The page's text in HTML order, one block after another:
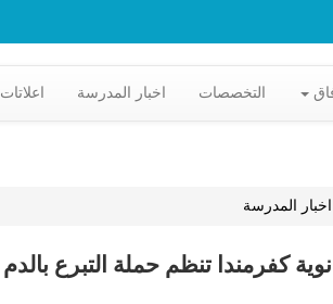
التخصصات اخبار المدرسة اعلاتات
اخبار المدرسة
كفرمندا تنظم حملة التبرع بالدم